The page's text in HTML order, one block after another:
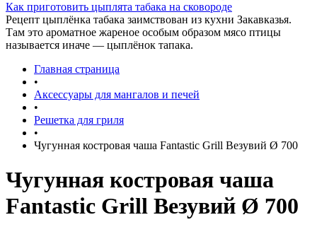
Как приготовить цыплята табака на сковороде
Рецепт цыплёнка табака заимствован из кухни Закавказья.
Там это ароматное жареное особым образом мясо птицы
называется иначе — цыплёнок тапака.
Главная страница
•
Аксессуары для мангалов и печей
•
Решетка для гриля
•
Чугунная костровая чаша Fantastic Grill Везувий Ø 700
Чугунная костровая чаша
Fantastic Grill Везувий Ø 700